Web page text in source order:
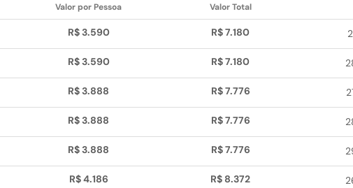
Valor por Pessoa Valor Total
R$ 3.590 R$ 7.180
R$ 3.590 R$ 7.180
R$ 3.888 R$ 7.776
R$ 3.888 R$ 7.776
R$ 3.888 R$ 7.776
R$ 4.186 R$ 8.372